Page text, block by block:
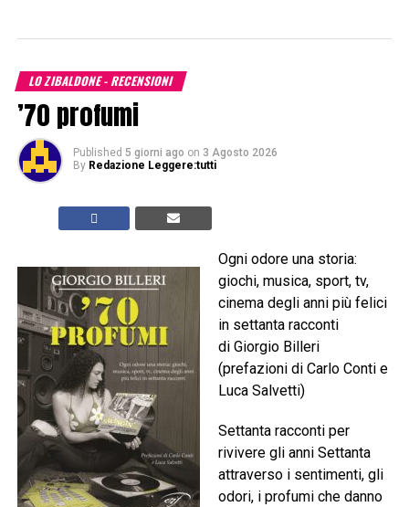
LO ZIBALDONE - RECENSIONI
’70 profumi
Published 5 giorni ago on 3 Agosto 2026
By Redazione Leggere:tutti
Ogni odore una storia:
giochi, musica, sport, tv,
cinema degli anni più felici
in settanta racconti
di Giorgio Billeri
(prefazioni di Carlo Conti e
Luca Salvetti)
Settanta racconti per
rivivere gli anni Settanta
attraverso i sentimenti, gli
odori, i profumi che danno